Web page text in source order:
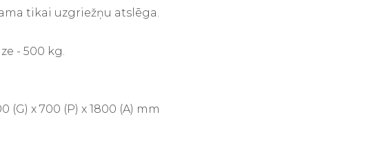
tikai uzgriežņu atslēga.
- 500 kg.
(G) x 700 (P) x 1800 (A) mm